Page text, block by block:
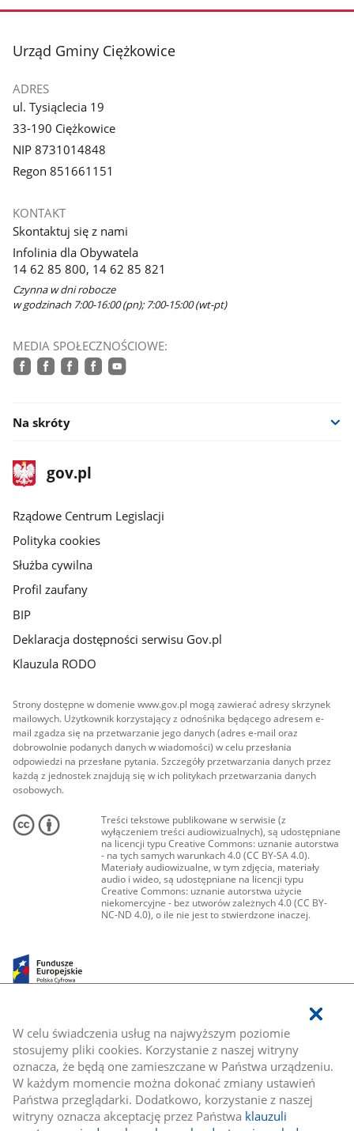
W celu świadczenia usług na najwyższym poziomie
stosujemy pliki cookies. Korzystanie z naszej witryny
oznacza, że będą one zamieszczane w Państwa urządzeniu.
W każdym momencie można dokonać zmiany ustawień
Państwa przeglądarki. Dodatkowo, korzystanie z naszej
witryny oznacza akceptację przez Państwa klauzuli
stopka
Urząd Gminy Ciężkowice
ADRES
ul. Tysiąclecia 19
33-190 Ciężkowice
NIP 8731014848
Regon 851661151
KONTAKT
Skontaktuj się z nami
Infolinia dla Obywatela
14 62 85 800, 14 62 85 821
Czynna w dni robocze
w godzinach 7:00-16:00 (pn); 7:00-15:00 (wt-pt)
MEDIA SPOŁECZNOŚCIOWE:
Na skróty
stopka
gov.plStrona
gov.pl
Rządowe Centrum Legislacji
Polityka cookies
Służba cywilna
Profil zaufany
BIP
Deklaracja dostępności serwisu Gov.pl
Klauzula RODO
Strony dostępne w domenie www.gov.pl mogą zawierać adresy skrzynek
mailowych. Użytkownik korzystający z odnośnika będącego adresem e-
mail zgadza się na przetwarzanie jego danych (adres e-mail oraz
dobrowolnie podanych danych w wiadomości) w celu przesłania
odpowiedzi na przesłane pytania. Szczegóły przetwarzania danych przez
każdą z jednostek znajdują się w ich politykach przetwarzania danych
osobowych.
Treści tekstowe publikowane w serwisie (z
wyłączeniem treści audiowizualnych), są udostępniane
na licencji typu Creative Commons: uznanie autorstwa
- na tych samych warunkach 4.0 (CC BY-SA 4.0).
Materiały audiowizualne, w tym zdjęcia, materiały
audio i wideo, są udostępniane na licencji typu
Creative Commons: uznanie autorstwa użycie
niekomercyjne - bez utworów zależnych 4.0 (CC BY-
NC-ND 4.0), o ile nie jest to stwierdzone inaczej.